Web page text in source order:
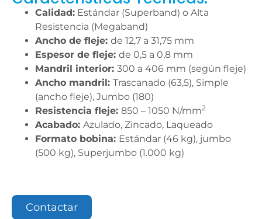
Calidad: Estándar (Superband) o Alta
Resistencia (Megaband)
Ancho de fleje: de 12,7 a 31,75 mm
Espesor de fleje: de 0,5 a 0,8 mm
Mandril interior: 300 a 406 mm (según fleje)
Ancho mandril: Trascanado (63,5), Simple
(ancho fleje), Jumbo (180)
Resistencia fleje: 850 – 1050 N/mm2
Acabado: Azulado, Zincado, Laqueado
Formato bobina: Estándar (46 kg), jumbo
(500 kg), Superjumbo (1.000 kg)
Contactar